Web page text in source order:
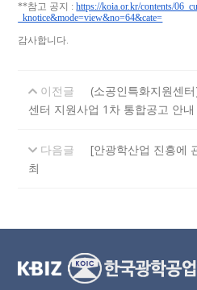
**참고 공지 :https://koia.or.kr/contents/
_knotice&mode=view&no=64&cate=
감사합니다.
이전글
(소공인특화지원센
센터 지원사업 1차 통합공고 안내
다음글
[안광학산업 진흥에
최